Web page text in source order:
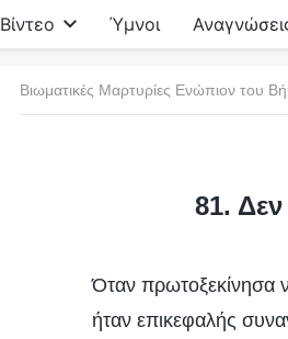
Βίντεο Ύμνοι
Βιωματικές Μαρτυρίες Ενώπιον του
81. Δεν
Όταν πρωτοξεκίνησα
ήταν επικεφαλής